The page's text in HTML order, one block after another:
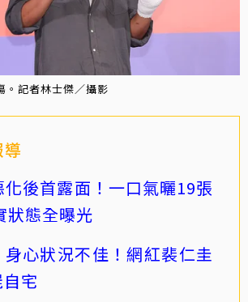
。記者林士傑／攝影
導
化後首露面！一口氣曬19張
狀態全曝光
身心狀況不佳！網紅裴仁圭
宅